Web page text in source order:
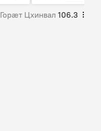
Горӕт Цхинвал 106.3